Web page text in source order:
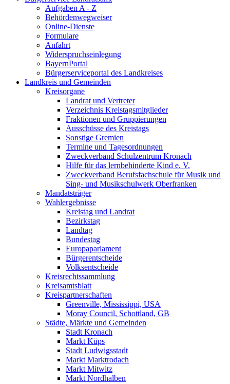
Aufgaben A - Z
Behördenwegweiser
Online-Dienste
Formulare
Anfahrt
Widerspruchseinlegung
BayernPortal
Bürgerserviceportal des Landkreises
Landkreis und Gemeinden
Kreisorgane
Landrat und Vertreter
Verzeichnis Kreistagsmitglieder
Fraktionen und Gruppierungen
Ausschüsse des Kreistags
Sonstige Gremien
Termine und Tagesordnungen
Zweckverband Schulzentrum Kronach
Hilfe für das lernbehinderte Kind e. V.
Zweckverband Berufsfachschule für Musik und
Sing- und Musikschulwerk Oberfranken
Mandatsträger
Wahlergebnisse
Kreistag und Landrat
Bezirkstag
Landtag
Bundestag
Europaparlament
Bürgerentscheide
Volksentscheide
Kreisrechtssammlung
Kreisamtsblatt
Kreispartnerschaften
Greenville, Mississippi, USA
Moray Council, Schottland, GB
Städte, Märkte und Gemeinden
Stadt Kronach
Markt Küps
Stadt Ludwigsstadt
Markt Marktrodach
Markt Mitwitz
Markt Nordhalben